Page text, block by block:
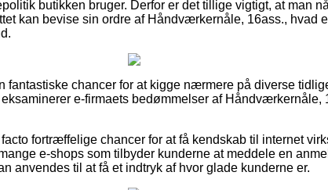
butikken bruger. Derfor er det tillige vigtigt, at man
kan bevise sin ordre af Håndværkernåle, 16ass., hvad
fantastiske chancer for at kigge nærmere på diverse
e-firmaets bedømmelser af Håndværkernåle,
fortræffelige chancer for at få kendskab til internet
e-shops som tilbyder kunderne at meddele en
anvendes til at få et indtryk af hvor glade kunderne er.